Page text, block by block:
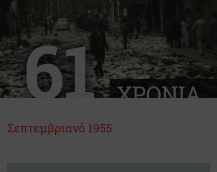
Σεπτεμβριανά 1955